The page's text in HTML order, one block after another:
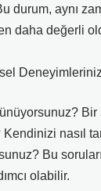
durum, aynı
daha değerli
nasıl
Bu
olabilir.